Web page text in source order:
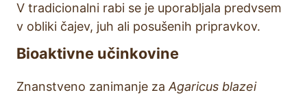
V tradicionalni rabi se je uporabljala predvsem
v obliki čajev, juh ali posušenih pripravkov.
Bioaktivne učinkovine
Znanstveno zanimanje za Agaricus blazei